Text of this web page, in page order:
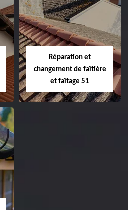
Changement de
toiture 51
Réparation et
changement de faîtière
et faîtage 51